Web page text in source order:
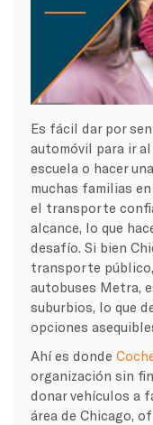
Es fácil dar por
automóvil para ir
escuela o hacer
muchas familias
el transporte
alcance, lo que
desafío. Si bien
transporte
autobuses Metra,
suburbios, lo que
opciones
Ahí es donde
organización sin
donar vehículos a
área de Chicago,